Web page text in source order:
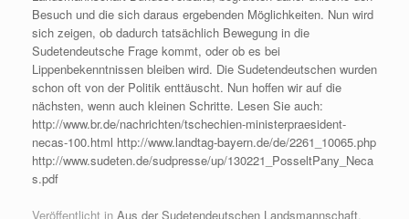
Besuch und die sich daraus ergebenden Möglichkeiten. Nun wird
sich zeigen, ob dadurch tatsächlich Bewegung in die
Sudetendeutsche Frage kommt, oder ob es bei
Lippenbekenntnissen bleiben wird. Die Sudetendeutschen wurden
schon oft von der Politik enttäuscht. Nun hoffen wir auf die
nächsten, wenn auch kleinen Schritte. Lesen Sie auch:
http://www.br.de/nachrichten/tschechien-ministerpraesident-
necas-100.html http://www.landtag-bayern.de/de/2261_10065.php
http://www.sudeten.de/sudpresse/up/130221_PosseltPany_Neca
s.pdf
Veröffentlicht in Aus der Sudetendeutschen Landsmannschaft.